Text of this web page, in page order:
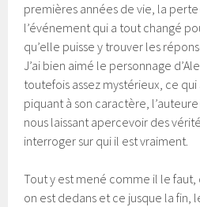
premières années de vie, la
l’événement qui a tout changé
qu’elle puisse y trouver les
J’ai bien aimé le personnage
toutefois assez mystérieux, ce
piquant à son caractère,
nous laissant apercevoir des
interroger sur qui il est vraiment.
Tout y est mené comme il le
on est dedans et ce jusque la fin,